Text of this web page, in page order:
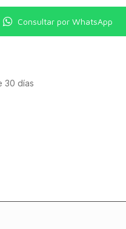
Consultar por WhatsApp
30 días